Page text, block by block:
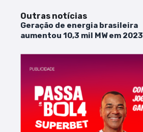
Outras notícias
Geração de energia brasileira
aumentou 10,3 mil MW em 2023